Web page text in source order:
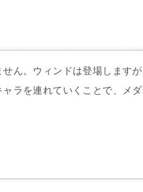
ん。ウィンドは登場します
ラを連れていくことで、メ